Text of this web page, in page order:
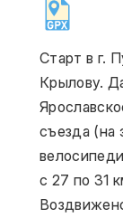
Старт в г.
Крылову.
съезда (на
с 27 по 31